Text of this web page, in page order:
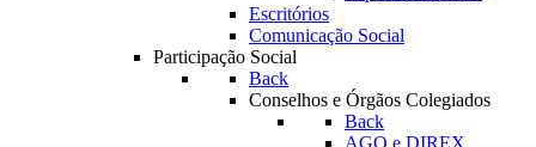
Escritórios
Comunicação Social
Participação Social
Back
Conselhos e Órgãos Colegiados
Back
AGO e DIREX